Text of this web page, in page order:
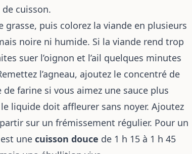
cuisson.
grasse, puis colorez la viande en plusieurs
noire ni humide. Si la viande rend trop
suer l’oignon et l’ail quelques minutes
l’agneau, ajoutez le concentré de
farine si vous aimez une sauce plus
liquide doit affleurer sans noyer. Ajoutez
sur un frémissement régulier. Pour un
une cuisson douce de 1 h 15 à 1 h 45